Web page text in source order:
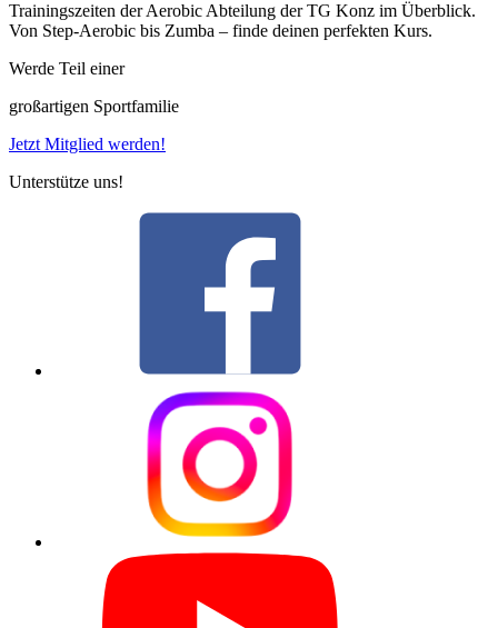
Trainingszeiten der Aerobic Abteilung der TG Konz im Überblick.
Von Step-Aerobic bis Zumba – finde deinen perfekten Kurs.
Werde Teil einer
großartigen Sportfamilie
Jetzt Mitglied werden!
Unterstütze uns!